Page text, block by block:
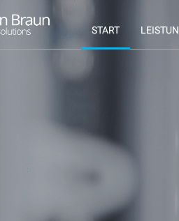
START